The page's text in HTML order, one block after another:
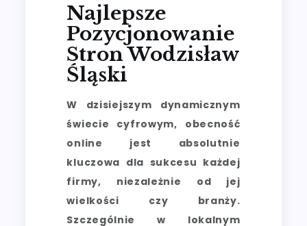
Najlepsze
Pozycjonowanie
Stron Wodzisław
Śląski
W dzisiejszym dynamicznym
świecie cyfrowym, obecność
online jest absolutnie
kluczowa dla sukcesu każdej
firmy, niezależnie od jej
wielkości czy branży.
Szczególnie w lokalnym